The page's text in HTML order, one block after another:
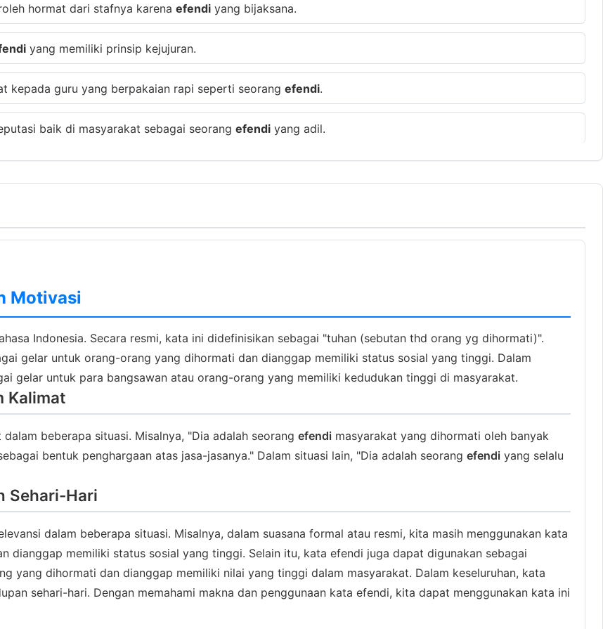
hormat dari stafnya karena efendi yang bijaksana.
yang memiliki prinsip kejujuran.
kepada guru yang berpakaian rapi seperti seorang efendi.
baik di masyarakat sebagai seorang efendi yang adil.
Motivasi
Indonesia. Secara resmi, kata ini didefinisikan sebagai "tuhan (sebutan thd orang yg dihormati)".
gelar untuk orang-orang yang dihormati dan dianggap memiliki status sosial yang tinggi. Dalam
gelar untuk para bangsawan atau orang-orang yang memiliki kedudukan tinggi di masyarakat.
Kalimat
beberapa situasi. Misalnya, "Dia adalah seorang efendi masyarakat yang dihormati oleh banyak
bentuk penghargaan atas jasa-jasanya." Dalam situasi lain, "Dia adalah seorang efendi yang selalu
Sehari-Hari
dalam beberapa situasi. Misalnya, dalam suasana formal atau resmi, kita masih menggunakan kata
dianggap memiliki status sosial yang tinggi. Selain itu, kata efendi juga dapat digunakan sebagai
yang dihormati dan dianggap memiliki nilai yang tinggi dalam masyarakat. Dalam keseluruhan, kata
sehari-hari. Dengan memahami makna dan penggunaan kata efendi, kita dapat menggunakan kata ini